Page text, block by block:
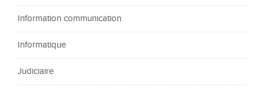
Information communication
Informatique
Judiciaire